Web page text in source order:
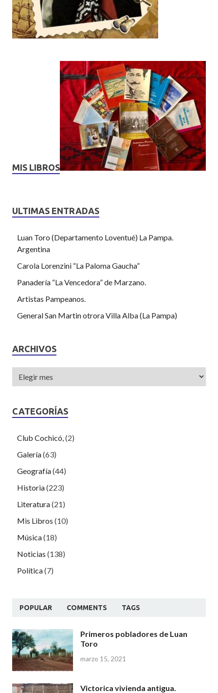
MIS LIBROS
ULTIMAS ENTRADAS
Luan Toro (Departamento Loventué) La Pampa.
Argentina
Carola Lorenzini “La Paloma Gaucha”
Panadería “La Vencedora” de Marzano.
Artistas Pampeanos.
General San Martin otrora Villa Alba (La Pampa)
ARCHIVOS
CATEGORÍAS
Club Cochicó, (2)
Galería(63)
Geografía(44)
Historia(223)
Literatura(21)
Mis Libros (10)
Música(18)
Noticias (138)
Política(7)
POPULAR COMMENTS TAGS
Primeros pobladores de Luan
Toro
marzo 15, 2021
Victorica vivienda antigua.